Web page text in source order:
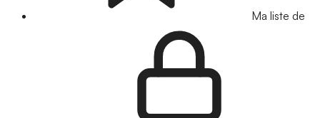
Ma liste de